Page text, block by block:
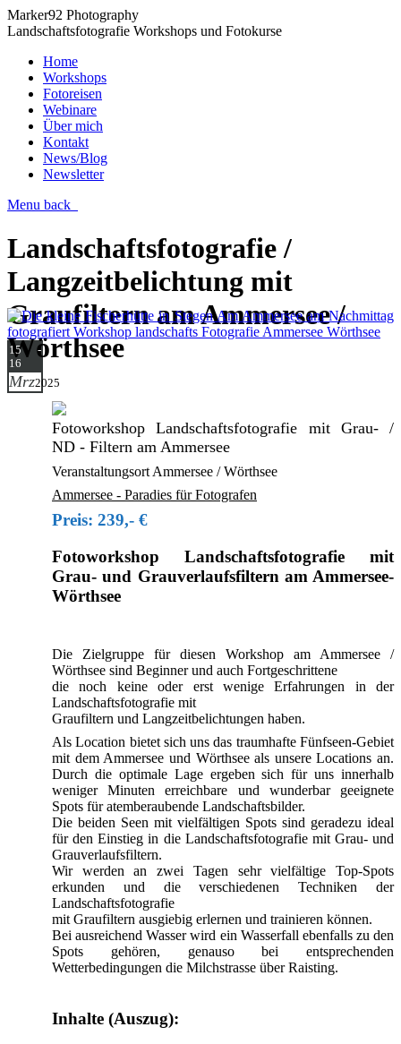
Marker92 Photography
Landschaftsfotografie Workshops und Fotokurse
Home
Workshops
Fotoreisen
Webinare
Über mich
Kontakt
News/Blog
Newsletter
Menu back
Landschaftsfotografie /
Langzeitbelichtung mit
Graufiltern am Ammersee /
Wörthsee
15 -
16
Mrz2025
Fotoworkshop Landschaftsfotografie mit Grau- /
ND - Filtern am Ammersee
Veranstaltungsort Ammersee / Wörthsee
Ammersee - Paradies für Fotografen
Preis: 239,- €
Fotoworkshop Landschaftsfotografie mit
Grau- und Grauverlaufsfiltern am Ammersee-
Wörthsee
Die Zielgruppe für diesen Workshop am Ammersee /
Wörthsee sind Beginner und auch Fortgeschrittene
die noch keine oder erst wenige Erfahrungen in der
Landschaftsfotografie mit
Graufiltern und Langzeitbelichtungen haben.
Als Location bietet sich uns das traumhafte Fünfseen-Gebiet
mit dem Ammersee und Wörthsee als unsere Locations an.
Durch die optimale Lage ergeben sich für uns innerhalb
weniger Minuten erreichbare und wunderbar geeignete
Spots für atemberaubende Landschaftsbilder.
Die beiden Seen mit vielfältigen Spots sind geradezu ideal
für den Einstieg in die Landschaftsfotografie mit Grau- und
Grauverlaufsfiltern.
Wir werden an zwei Tagen sehr vielfältige Top-Spots
erkunden und die verschiedenen Techniken der
Landschaftsfotografie
mit Graufiltern ausgiebig erlernen und trainieren können.
Bei ausreichend Wasser wird ein Wasserfall ebenfalls zu den
Spots gehören, genauso bei entsprechenden
Wetterbedingungen die Milchstrasse über Raisting.
Inhalte (Auszug):